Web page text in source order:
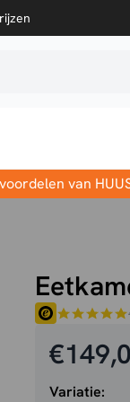
van
€
Variatie: